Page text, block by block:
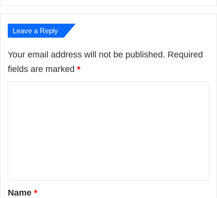
Leave a Reply
Your email address will not be published. Required
fields are marked *
*
Name *